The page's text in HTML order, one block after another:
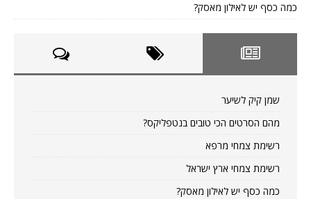
כמה כסף יש לאילון מאסק?
שמן קיק לשיער
מהם הסרטים הכי טובים בנטפליקס?
רשימת צמחי מרפא
רשימת צמחי ארץ ישראל
כמה כסף יש לאילון מאסק?